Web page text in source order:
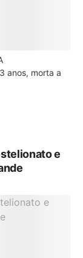
anos, morta a
e